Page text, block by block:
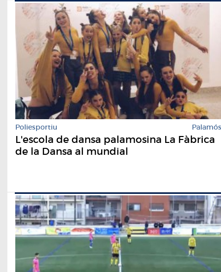
Poliesportiu Palamós
L'escola de dansa palamosina La Fàbrica
de la Dansa al mundial